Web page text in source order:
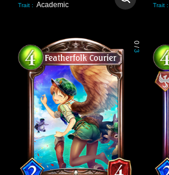
Trait : Academic Trait :
0
/
3